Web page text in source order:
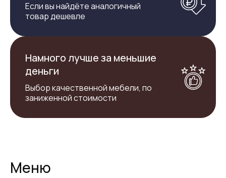
Если вы найдёте аналогичный
товар дешевле
Намного лучше за меньшие
деньги
Выбор качественной мебели, по
заниженной стоимости
Меню